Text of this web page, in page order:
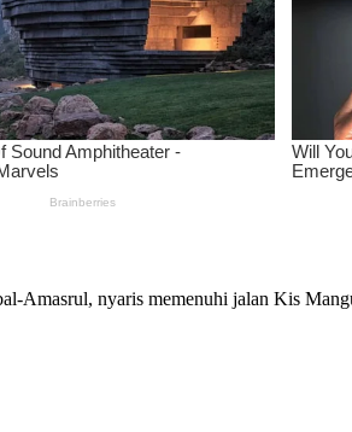
Amasrul, nyaris memenuhi jalan Kis